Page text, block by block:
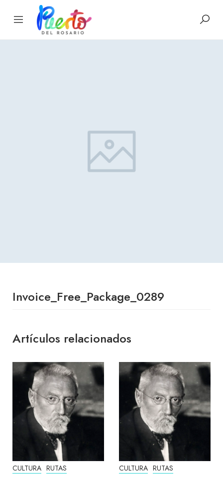
Invoice_Free_Package_0289
Artículos relacionados
CULTURA RUTAS CULTURA RUTAS